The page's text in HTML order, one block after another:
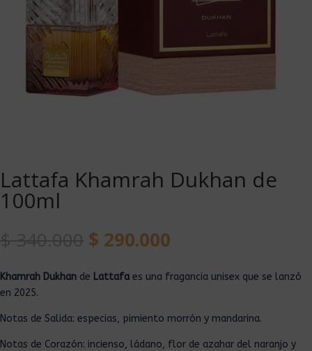
Lattafa Khamrah Dukhan de
100ml
$ 290.000
Khamrah Dukhan de Lattafa es una fragancia unisex que se lanzó
en 2025.
Notas de Salida: especias, pimiento morrón y mandarina.
Notas de Corazón: incienso, ládano, flor de azahar del naranjo y